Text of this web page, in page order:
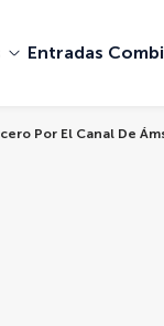
Entradas Combi
Por El Canal De